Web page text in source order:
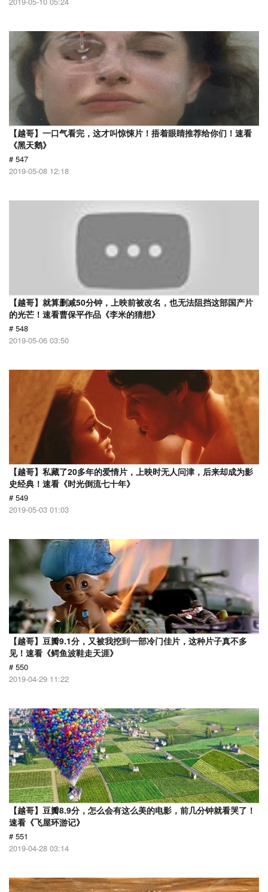
【越哥】一口气看完，这才叫惊悚片！捂着眼睛推荐给你们！速看
《黑天鹅》
# 547
2019-05-08 12:18
【越哥】就算删减50分钟，上映前被改名，也无法阻挡这部国产片
的光芒！速看曹保平作品《李米的猜想》
# 548
2019-05-06 03:50
【越哥】私藏了20多年的爱情片，上映时无人问津，后来却成为影
史经典！速看《时光倒流七十年》
# 549
2019-05-03 01:03
【越哥】豆瓣9.1分，又被我挖到一部冷门佳片，这种片子真不多
见！速看《鳄鱼波鞋走天涯》
# 550
2019-04-29 11:22
【越哥】豆瓣8.9分，怎么会有这么美的电影，前几分钟就看哭了！
速看《飞屋环游记》
# 551
2019-04-28 03:14